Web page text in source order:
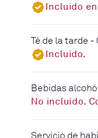
Incluido
Té de la tarde -
Incluido.
Bebidas
No incluido.
Servicio de